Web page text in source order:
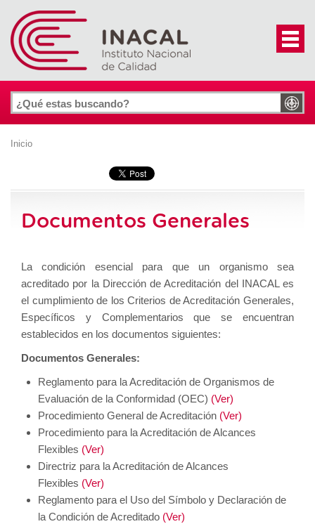
Inicio
Documentos Generales
La condición esencial para que un organismo sea
acreditado por la Dirección de Acreditación del INACAL es
el cumplimiento de los Criterios de Acreditación Generales,
Específicos y Complementarios que se encuentran
establecidos en los documentos siguientes:
Documentos Generales:
Reglamento para la Acreditación de Organismos de
Evaluación de la Conformidad (OEC) (Ver)
Procedimiento General de Acreditación (Ver)
Procedimiento para la Acreditación de Alcances
Flexibles (Ver)
Directriz para la Acreditación de Alcances
Flexibles (Ver)
Reglamento para el Uso del Símbolo y Declaración de
la Condición de Acreditado (Ver)